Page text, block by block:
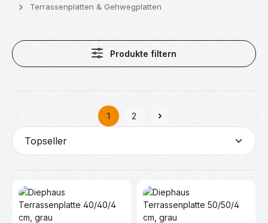
Terrassenplatten & Gehwegplatten
Produkte filtern
Seite
1
Seite
2